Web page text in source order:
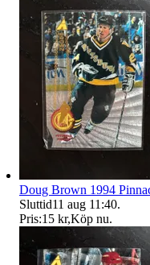
Doug Brown 1994
Sluttid11 aug 11:40.
Pris:15 kr,Köp nu.